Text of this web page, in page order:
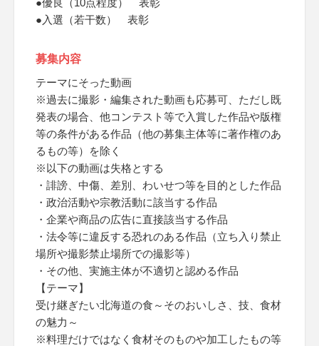
●優良（10点程度） 表彰
●入選（若干数） 表彰
募集内容
テーマにそった動画
※過去に撮影・編集された動画も応募可、ただし既
発表の場合、他コンテスト等で入賞した作品や版権
等の条件がある作品（他の募集主体等に著作権のあ
るもの等）を除く
※以下の動画は失格とする
・誹謗、中傷、差別、わいせつ等を目的とした作品
・政治活動や宗教活動に該当する作品
・企業や商品の広告に直接該当する作品
・法令等に違反する恐れのある作品（立ち入り禁止
場所や撮影禁止場所での撮影等）
・その他、実施主体が不適切と認める作品
【テーマ】
受け継ぎたい北海道の食～そのおいしさ、技、食材
の魅力～
※料理だけではなく食材そのものや加工したもの等